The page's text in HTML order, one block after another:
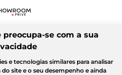
se com a sua
e tecnologias similares para analisar
site e o seu desempenho e ainda